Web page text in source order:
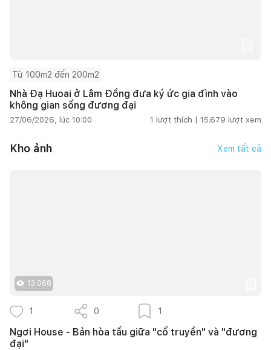
Từ 100m2 đến 200m2
Nhà Đạ Huoai ở Lâm Đồng đưa ký ức gia đình vào
không gian sống đương đại
27/06/2026, lúc 10:00 1 lượt thích | 15.679 lượt xem
Kho ảnh Xem tất cả
13.068
1 0 1
Ngơi House - Bản hòa tấu giữa "cổ truyền" và "đương
đại"